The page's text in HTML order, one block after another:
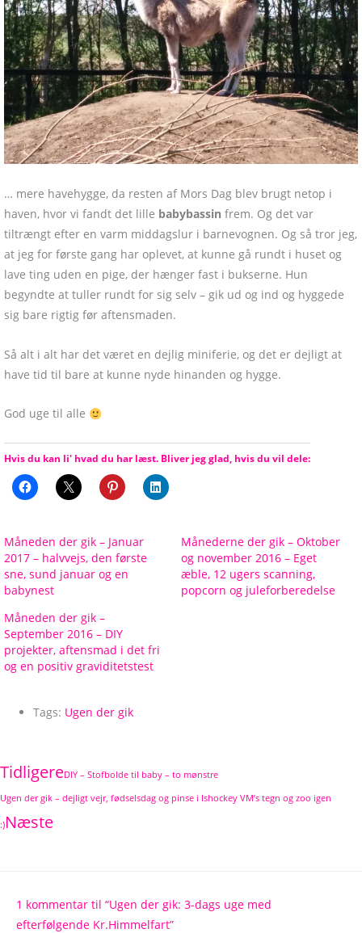
… mere havehygge, da resten af Mors Dag blev brugt netop i
haven, hvor vi fandt det lille babybassin frem. Og det var
tiltrængt efter en varm middagslur i barnevognen. Og så tror jeg,
at jeg for første gang har oplevet, at kunne gå rundt i huset og
lave ting uden en pige, der hænger fast i bukserne. Hun
begyndte at tuller rundt for sig selv – gik ud og ind og hyggede
sig bare rigtig før aftensmaden.
Så alt i alt har det været en dejlig miniferie, og det er dejligt at
have tid til bare at kunne nyde hinanden og hygge.
God uge til alle
Hvis du kan li' hvad du har læst. Bliver jeg glad, hvis du vil dele:
Måneden der gik – Januar
2017 – halvvejs, den første
sne, sund januar og en
babynest
Månederne der gik – Oktober
og november 2016 – Eget
æble, 12 ugers scanning,
popcorn og juleforberedelse
Måneden der gik –
September 2016 – DIY
projekter, aftensmad i det fri
og en positiv graviditetstest
Tags: Ugen der gik
TidligereDIY – Stofbolde til baby – to mønstre
Ugen der gik – dejligt vejr, fødselsdag og pinse i Ishockey VM’s tegn og zoo igen
:)Næste
1 kommentar til “Ugen der gik: 3-dags uge med
efterfølgende Kr.Himmelfart”